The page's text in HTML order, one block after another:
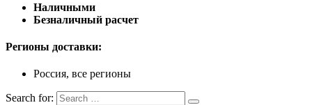
Наличными
Безналичный расчет
Регионы доставки:
Россия, все регионы
Search for: